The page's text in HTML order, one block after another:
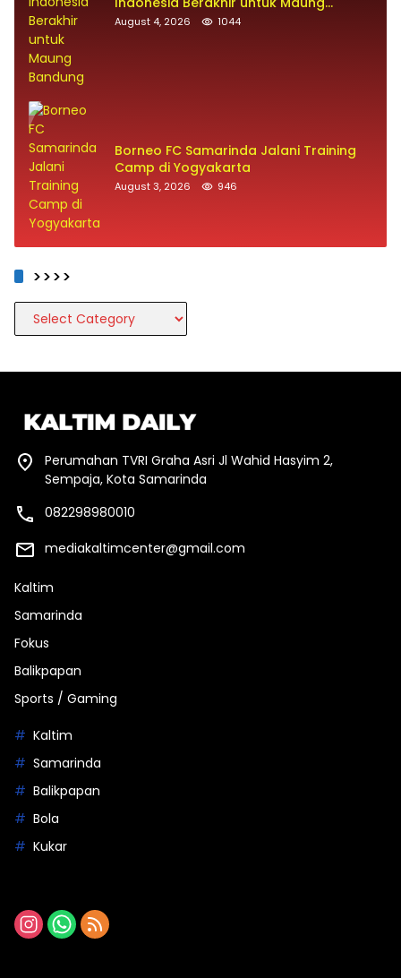
Bandung
August 4, 2026 1044
Borneo FC Samarinda Jalani Training
Camp di Yogyakarta
August 3, 2026 946
>>>>
>>>>
Perumahan TVRI Graha Asri Jl Wahid Hasyim 2,
Sempaja, Kota Samarinda
082298980010
mediakaltimcenter@gmail.com
Kaltim
Samarinda
Fokus
Balikpapan
Sports / Gaming
Kaltim
Samarinda
Balikpapan
Bola
Kukar